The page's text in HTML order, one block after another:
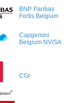
BNP Paribas
Fortis Belgium
Capgemini
Belgium NV/SA
CGI